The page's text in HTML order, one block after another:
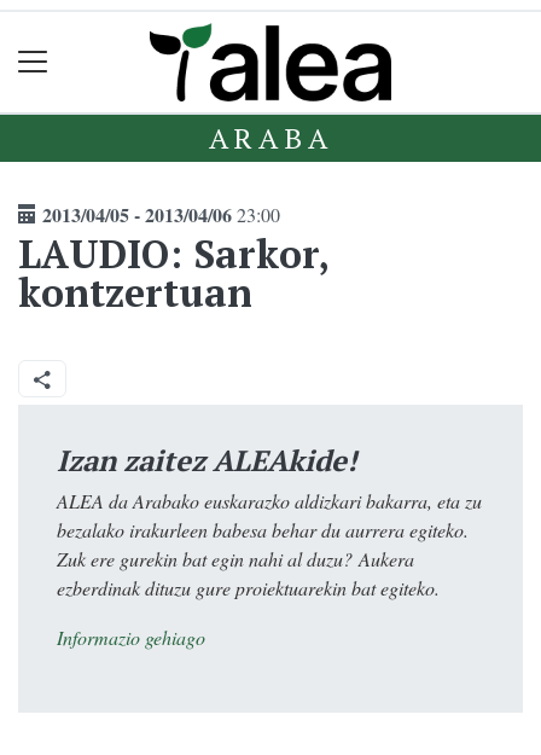
ARABA
2013/04/05 - 2013/04/0623:00
LAUDIO: Sarkor,
kontzertuan
Izan zaitez ALEAkide!
ALEA da Arabako euskarazko aldizkari bakarra, eta zu
bezalako irakurleen babesa behar du aurrera egiteko.
Zuk ere gurekin bat egin nahi al duzu? Aukera
ezberdinak dituzu gure proiektuarekin bat egiteko.
Informazio gehiago